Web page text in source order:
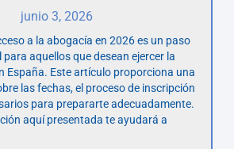
junio 3, 2026
a la abogacía en 2026 es un paso
aquellos que desean ejercer la
España. Este artículo proporciona una
las fechas, el proceso de inscripción
para prepararte adecuadamente.
aquí presentada te ayudará a